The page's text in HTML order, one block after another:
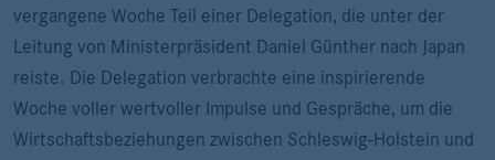
vergangene Woche Teil einer Delegation, die unter der
Leitung von Ministerpräsident Daniel Günther nach Japan
reiste. Die Delegation verbrachte eine inspirierende
Woche voller wertvoller Impulse und Gespräche, um die
Wirtschaftsbeziehungen zwischen Schleswig-Holstein und